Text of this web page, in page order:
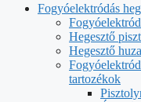
Fogyóelektródás
Hegesztő
Hegesztő
tartozékok